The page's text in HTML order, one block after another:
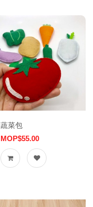
蔬菜包
MOP$55.00